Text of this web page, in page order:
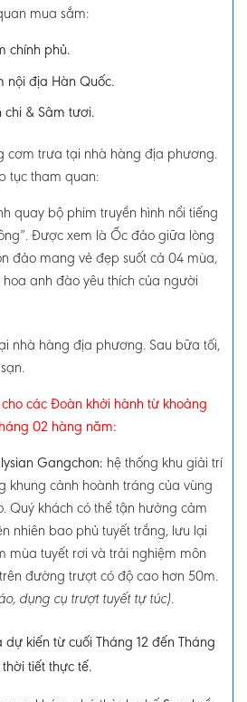
mua sắm:
chính phủ.
nội địa Hàn Quốc.
& Sâm tươi.
cơm trưa tại nhà hàng địa phương.
tục tham quan:
quay bộ phim truyền hình nổi tiếng
. Được xem là Ốc đảo giữa lòng
đảo mang vẻ đẹp suốt cả 04 mùa,
anh đào yêu thích của người
nhà hàng địa phương. Sau bữa tối,
các Đoàn khởi hành từ khoảng
02 hàng năm:
Gangchon: hệ thống khu giải trí
khung cảnh hoành tráng của vùng
Quý khách có thể tận hưởng cảm
nhiên bao phủ tuyết trắng, lưu lại
mùa tuyết rơi và trải nghiệm môn
đường trượt có độ cao hơn 50m.
dụng cụ trượt tuyết tự túc).
kiến từ cuối Tháng 12 đến Tháng
tiết thực tế.